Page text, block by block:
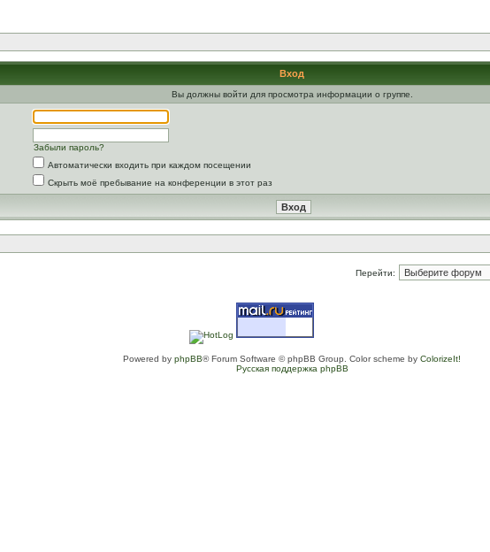
Вход
Вы должны войти для просмотра информации о группе.
Забыли пароль?
Автоматически входить при каждом посещении
Скрыть моё пребывание на конференции в этот раз
Перейти:
Powered by phpBB® Forum Software © phpBB Group. Color scheme by ColorizeIt!
Русская поддержка phpBB